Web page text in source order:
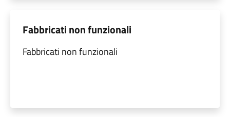
Fabbricati non funzionali
Fabbricati non funzionali